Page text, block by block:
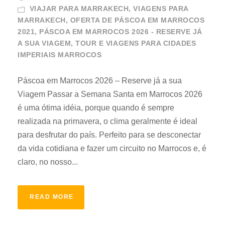
VIAJAR PARA MARRAKECH, VIAGENS PARA
MARRAKECH, OFERTA DE PÁSCOA EM MARROCOS
2021, PÁSCOA EM MARROCOS 2026 - RESERVE JÁ
A SUA VIAGEM, TOUR E VIAGENS PARA CIDADES
IMPERIAIS MARROCOS
Páscoa em Marrocos 2026 – Reserve já a sua
Viagem Passar a Semana Santa em Marrocos 2026
é uma ótima idéia, porque quando é sempre
realizada na primavera, o clima geralmente é ideal
para desfrutar do país. Perfeito para se desconectar
da vida cotidiana e fazer um circuito no Marrocos e, é
claro, no nosso...
READ MORE